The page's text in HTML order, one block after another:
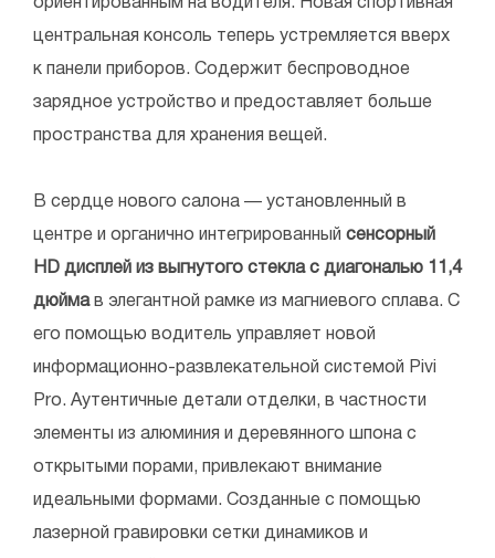
ориентированным на водителя. Новая спортивная
центральная консоль теперь устремляется вверх
к панели приборов. Содержит беспроводное
зарядное устройство и предоставляет больше
пространства для хранения вещей.
В сердце нового салона — установленный в
центре и органично интегрированный сенсорный
HD дисплей из выгнутого стекла с диагональю 11,4
дюймав элегантной рамке из магниевого сплава. С
его помощью водитель управляет новой
информационно-развлекательной системой Pivi
Pro. Аутентичные детали отделки, в частности
элементы из алюминия и деревянного шпона с
открытыми порами, привлекают внимание
идеальными формами. Созданные с помощью
лазерной гравировки сетки динамиков и